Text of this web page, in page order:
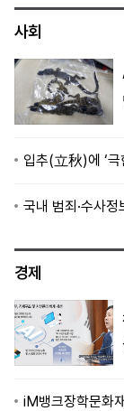
사회
입추(立秋)에 ‘
국내 범죄·수사
경제
iM뱅크장학문화